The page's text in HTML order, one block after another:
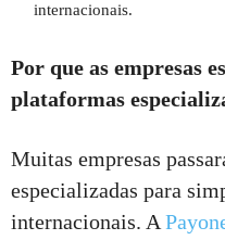
internacionais.
Por que as empresas
plataformas
Muitas empresas
especializadas para
internacionais. A